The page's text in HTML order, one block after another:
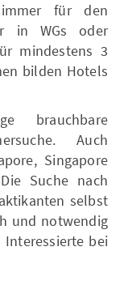
für den
in WGs oder
mindestens 3
bilden Hotels
brauchbare
Auch
Singapore
Suche nach
selbst
und notwendig
bei